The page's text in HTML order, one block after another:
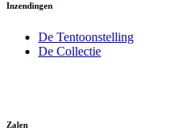
Inzendingen
De Tentoonstelling
De Collectie
Zalen